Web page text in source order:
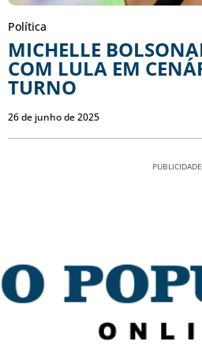
Política
MICHELLE
COM LULA EM
TURNO
26 de junho de 2025
PUBLICIDADE